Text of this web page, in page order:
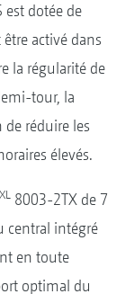
est dotée de
activé dans
la régularité de
tour, la
réduire les
élevés.
XL 8003-2TX de 7
central intégré
en toute
optimal du